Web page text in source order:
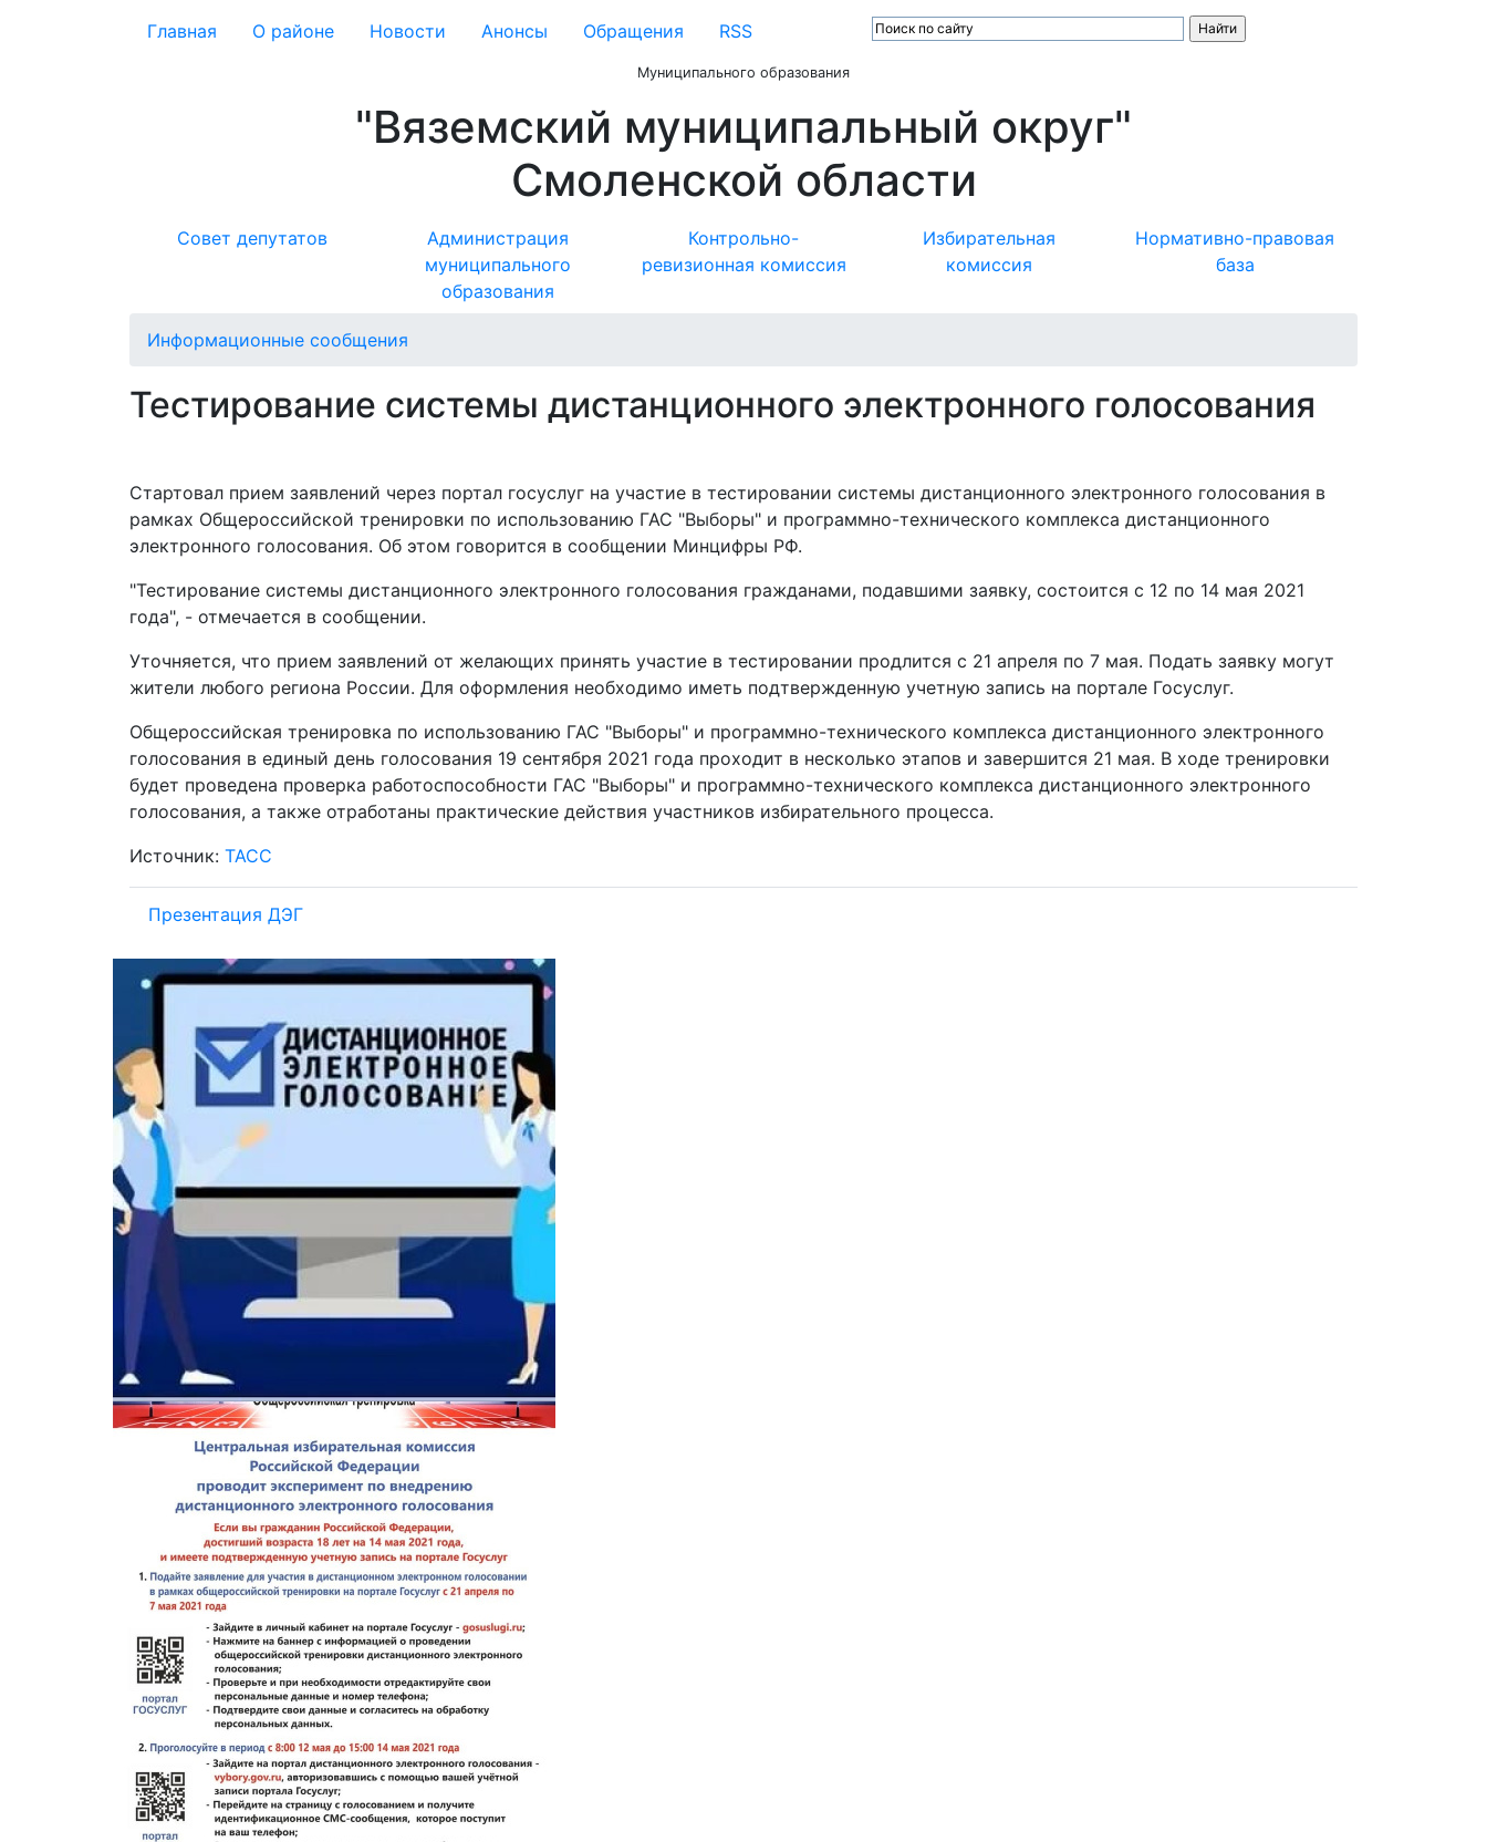
Главная О районе Новости Анонсы Обращения RSS
Муниципального образования
"Вяземский муниципальный округ"
Смоленской области
Совет депутатов
Администрация
муниципального
образования
Контрольно-
ревизионная комиссия
Избирательная
комиссия
Нормативно-правовая
база
Информационные сообщения
Тестирование системы дистанционного электронного голосования
Стартовал прием заявлений через портал госуслуг на участие в тестировании системы дистанционного электронного голосования в
рамках Общероссийской тренировки по использованию ГАС "Выборы" и программно-технического комплекса дистанционного
электронного голосования. Об этом говорится в сообщении Минцифры РФ.
"Тестирование системы дистанционного электронного голосования гражданами, подавшими заявку, состоится с 12 по 14 мая 2021
года", - отмечается в сообщении.
Уточняется, что прием заявлений от желающих принять участие в тестировании продлится с 21 апреля по 7 мая. Подать заявку могут
жители любого региона России. Для оформления необходимо иметь подтвержденную учетную запись на портале Госуслуг.
Общероссийская тренировка по использованию ГАС "Выборы" и программно-технического комплекса дистанционного электронного
голосования в единый день голосования 19 сентября 2021 года проходит в несколько этапов и завершится 21 мая. В ходе тренировки
будет проведена проверка работоспособности ГАС "Выборы" и программно-технического комплекса дистанционного электронного
голосования, а также отработаны практические действия участников избирательного процесса.
Источник: ТАСС
Презентация ДЭГ